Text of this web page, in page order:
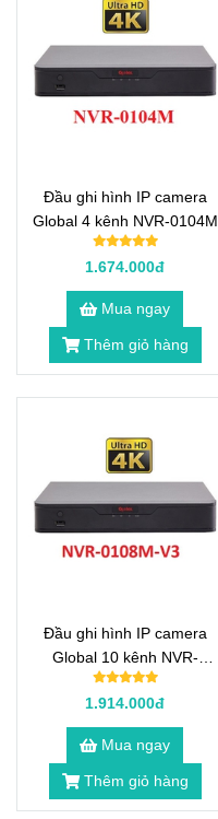
Đầu ghi hình IP camera
Global 4 kênh NVR-0104M
1.674.000đ
Mua ngay
Thêm giỏ hàng
Đầu ghi hình IP camera
Global 10 kênh NVR-
0108M-V3
1.914.000đ
Mua ngay
Thêm giỏ hàng